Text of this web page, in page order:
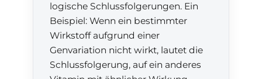
logische Schlussfolgerungen. Ein
Beispiel: Wenn ein bestimmter
Wirkstoff aufgrund einer
Genvariation nicht wirkt, lautet die
Schlussfolgerung, auf ein anderes